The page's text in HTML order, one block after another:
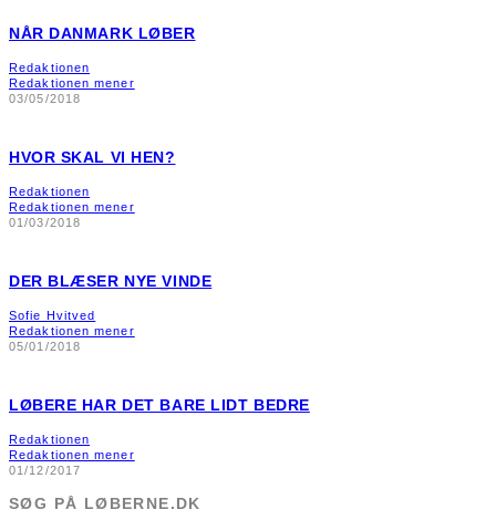
NÅR DANMARK LØBER
Redaktionen
Redaktionen mener
03/05/2018
HVOR SKAL VI HEN?
Redaktionen
Redaktionen mener
01/03/2018
DER BLÆSER NYE VINDE
Sofie Hvitved
Redaktionen mener
05/01/2018
LØBERE HAR DET BARE LIDT BEDRE
Redaktionen
Redaktionen mener
01/12/2017
SØG PÅ LØBERNE.DK